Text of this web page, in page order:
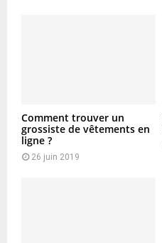
Comment trouver un
grossiste de vêtements en
ligne ?
26 juin 2019